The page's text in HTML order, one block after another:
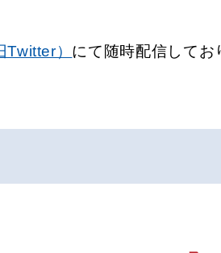
） にて随時配信してお